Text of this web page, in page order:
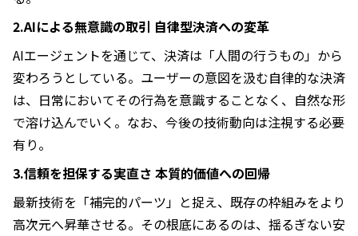
2.AIによる無意識の取引 自律型決済への変革
AIエージェントを通じて、決済は「人間の行うもの」から
変わろうとしている。ユーザーの意図を汲む自律的な決済
は、日常においてその行為を意識することなく、自然な形
で溶け込んでいく。なお、今後の技術動向は注視する必要
有り。
3.信頼を担保する実直さ 本質的価値への回帰
最新技術を「補完的パーツ」と捉え、既存の枠組みをより
高次元へ昇華させる。その根底にあるのは、揺るぎない安